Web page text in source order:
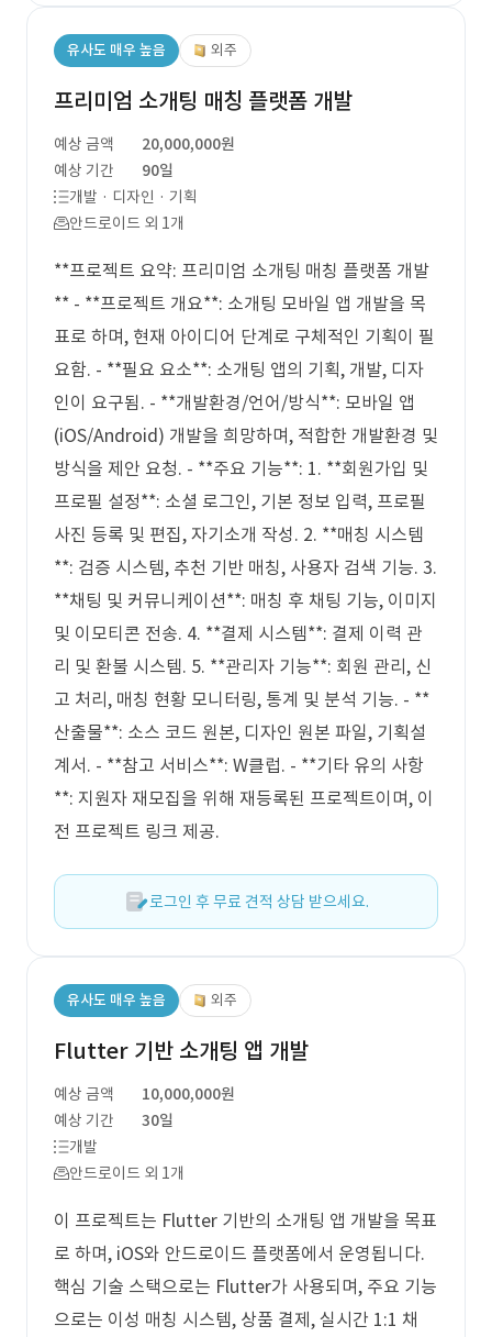
유사도 매우 높음 외주
프리미엄 소개팅 매칭 플랫폼 개발
예상 금액
20,000,000원
예상 기간
90일
개발 · 디자인 · 기획
안드로이드 외 1개
**프로젝트 요약: 프리미엄 소개팅 매칭 플랫폼 개발
** - **프로젝트 개요**: 소개팅 모바일 앱 개발을 목
표로 하며, 현재 아이디어 단계로 구체적인 기획이 필
요함. - **필요 요소**: 소개팅 앱의 기획, 개발, 디자
인이 요구됨. - **개발환경/언어/방식**: 모바일 앱
(iOS/Android) 개발을 희망하며, 적합한 개발환경 및
방식을 제안 요청. - **주요 기능**: 1. **회원가입 및
프로필 설정**: 소셜 로그인, 기본 정보 입력, 프로필
사진 등록 및 편집, 자기소개 작성. 2. **매칭 시스템
**: 검증 시스템, 추천 기반 매칭, 사용자 검색 기능. 3.
**채팅 및 커뮤니케이션**: 매칭 후 채팅 기능, 이미지
및 이모티콘 전송. 4. **결제 시스템**: 결제 이력 관
리 및 환불 시스템. 5. **관리자 기능**: 회원 관리, 신
고 처리, 매칭 현황 모니터링, 통계 및 분석 기능. - **
산출물**: 소스 코드 원본, 디자인 원본 파일, 기획설
계서. - **참고 서비스**: W클럽. - **기타 유의 사항
**: 지원자 재모집을 위해 재등록된 프로젝트이며, 이
전 프로젝트 링크 제공.
로그인 후 무료 견적 상담 받으세요.
유사도 매우 높음 외주
Flutter 기반 소개팅 앱 개발
예상 금액
10,000,000원
예상 기간
30일
개발
안드로이드 외 1개
이 프로젝트는 Flutter 기반의 소개팅 앱 개발을 목표
로 하며, iOS와 안드로이드 플랫폼에서 운영됩니다.
핵심 기술 스택으로는 Flutter가 사용되며, 주요 기능
으로는 이성 매칭 시스템, 상품 결제, 실시간 1:1 채